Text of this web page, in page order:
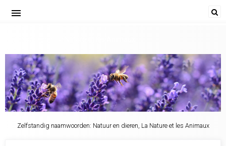
menu
Zelfstandig naamwoorden: Natuur en dieren, La Nature et les Animaux